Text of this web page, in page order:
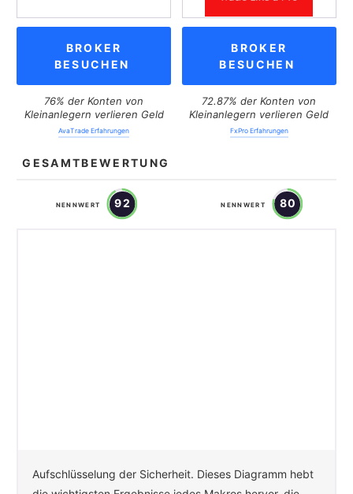
BROKER
BESUCHEN
76% der Konten von
Kleinanlegern verlieren Geld
AvaTrade Erfahrungen
BROKER
BESUCHEN
72.87% der Konten von
Kleinanlegern verlieren Geld
FxPro Erfahrungen
GESAMTBEWERTUNG
NENNWERT 92 NENNWERT 80
Aufschlüsselung der Sicherheit. Dieses Diagramm hebt